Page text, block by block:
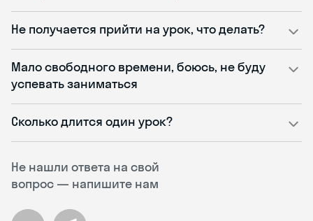
Не нашли ответа на свой
вопрос — напишите нам
Не получается прийти на урок, что делать?
Мало свободного времени, боюсь, не буду
успевать заниматься
Сколько длится один урок?